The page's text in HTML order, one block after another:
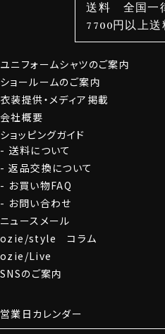
スタイルから選ぶ
定番シャツ
財布・名刺入れ
グローブ
ユニフォームシャツのご案内
ショールームのご案内
衣装提供・メディア掲載
会社概要
ショッピングガイド
送料について
返品交換について
お買い物FAQ
お問い合わせ
ニュースメール
ozie/style コラム
ozie/Live
SNSのご案内
営業日カレンダー
送料 全国一
7700円以上送